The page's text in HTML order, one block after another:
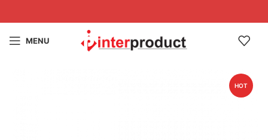
MENU
HOT